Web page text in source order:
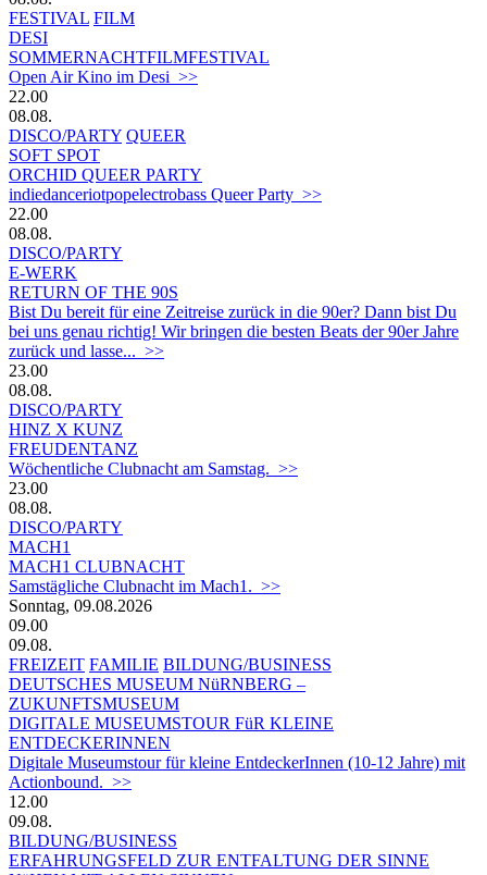
FESTIVAL FILM
DESI
SOMMERNACHTFILMFESTIVAL
Open Air Kino im Desi >>
22.00
08.08.
DISCO/PARTY QUEER
SOFT SPOT
ORCHID QUEER PARTY
indiedanceriotpopelectrobass Queer Party >>
22.00
08.08.
DISCO/PARTY
E-WERK
RETURN OF THE 90S
Bist Du bereit für eine Zeitreise zurück in die 90er? Dann bist Du
bei uns genau richtig! Wir bringen die besten Beats der 90er Jahre
zurück und lasse... >>
23.00
08.08.
DISCO/PARTY
HINZ X KUNZ
FREUDENTANZ
Wöchentliche Clubnacht am Samstag. >>
23.00
08.08.
DISCO/PARTY
MACH1
MACH1 CLUBNACHT
Samstägliche Clubnacht im Mach1. >>
Sonntag, 09.08.2026
09.00
09.08.
FREIZEIT FAMILIE BILDUNG/BUSINESS
DEUTSCHES MUSEUM NüRNBERG –
ZUKUNFTSMUSEUM
DIGITALE MUSEUMSTOUR FüR KLEINE
ENTDECKERINNEN
Digitale Museumstour für kleine EntdeckerInnen (10-12 Jahre) mit
Actionbound. >>
12.00
09.08.
BILDUNG/BUSINESS
ERFAHRUNGSFELD ZUR ENTFALTUNG DER SINNE